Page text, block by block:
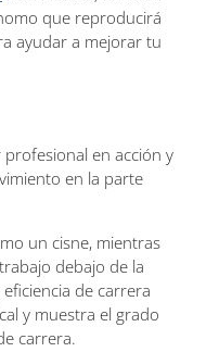
que reproducirá
ayudar a mejorar tu
en acción y
en la parte
un cisne, mientras
debajo de la
de carrera
y muestra el grado
carrera.